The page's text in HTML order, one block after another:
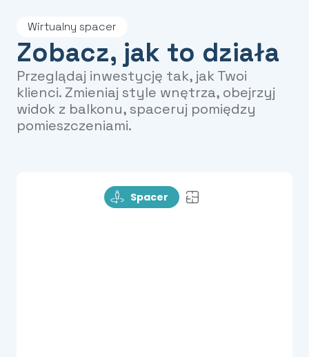
Wirtualny spacer
Zobacz, jak to działa
Przeglądaj inwestycję tak, jak Twoi
klienci. Zmieniaj style wnętrza, obejrzyj
widok z balkonu, spaceruj pomiędzy
pomieszczeniami.